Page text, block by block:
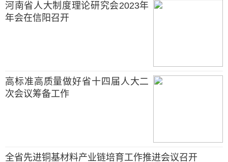
河南省人大制度理论研究会2023年
年会在信阳召开
高标准高质量做好省十四届人大二
次会议筹备工作
全省先进铜基材料产业链培育工作推进会议召开